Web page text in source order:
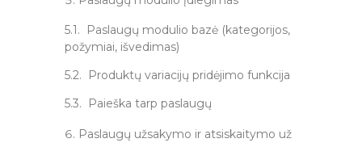
5.1. Paslaugų modulio bazė (kategorijos,
požymiai, išvedimas)
5.2. Produktų variacijų pridėjimo funkcija
5.3. Paieška tarp paslaugų
Paslaugų užsakymo ir atsiskaitymo už